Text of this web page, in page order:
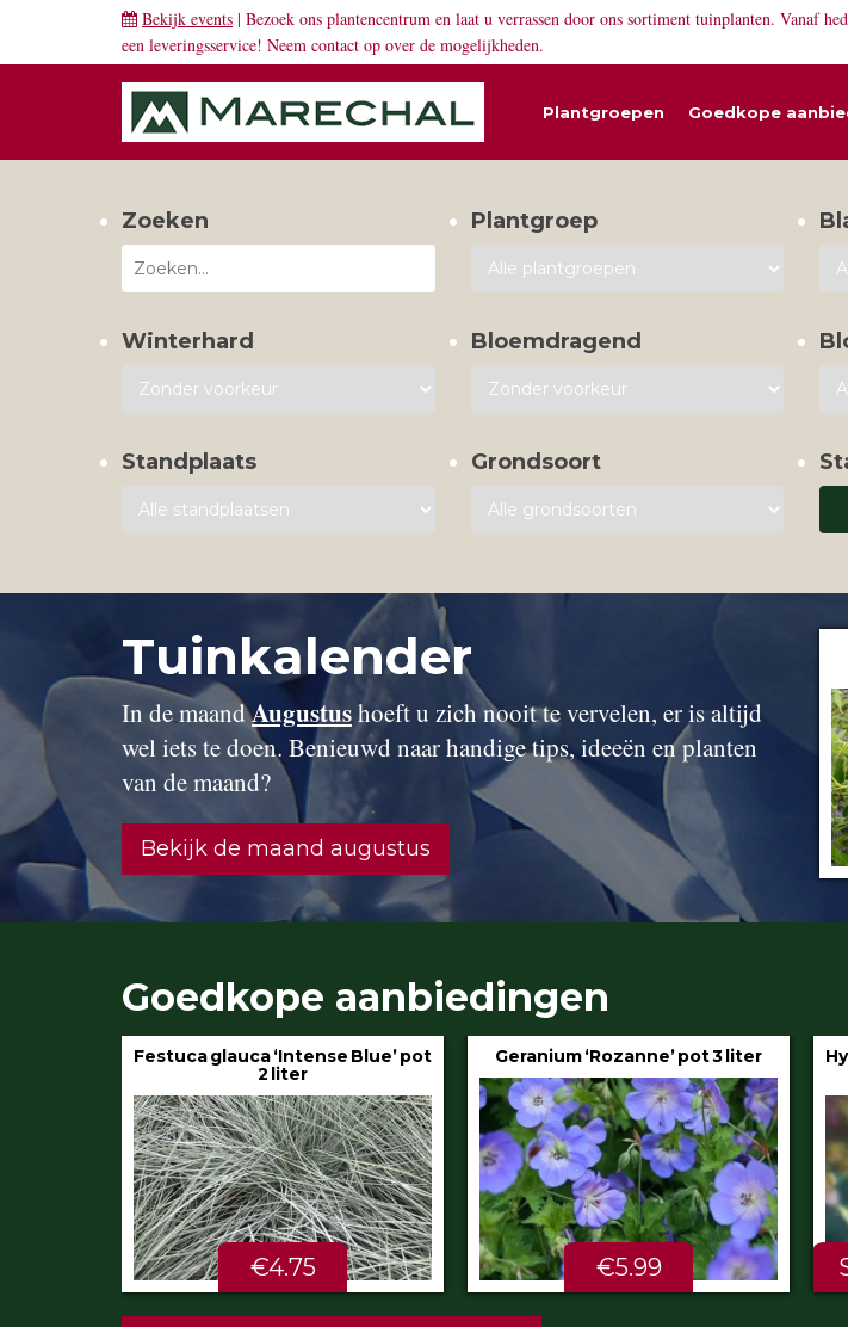
Bekijk events | Bezoek ons plantencentrum en laat u verrassen door ons sortiment tuinplanten. Vanaf
een leveringsservice! Neem contact op over de mogelijkheden.
Plantgroepen Goedkope
Zoeken Plantgroep
Winterhard Bloemdragend
Standplaats Grondsoort
Tuinkalender
In de maandAugustushoeft u zich nooit te vervelen, er is altijd
wel iets te doen. Benieuwd naar handige tips, ideeën en planten
van de maand?
Bekijk de maand augustus
Goedkope aanbiedingen
Geranium ‘Rozanne’ pot 3 liter
€5.99
Hydrangea ‘Incrediball’ of ‘Strong
Annabelle’ pot 3 liter
STUNT €9.50 ipv €11.99